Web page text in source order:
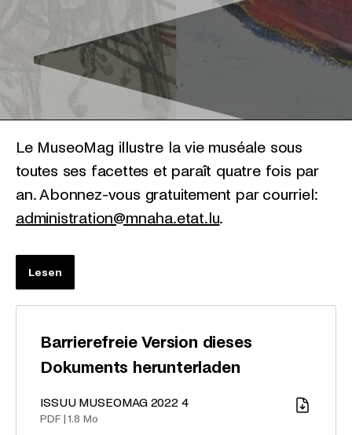
Le MuseoMag illustre la vie muséale sous
toutes ses facettes et paraît quatre fois par
an. Abonnez-vous gratuitement par courriel:
administration@mnaha.etat.lu.
Lesen
Barrierefreie Version dieses
Dokuments herunterladen
Download
ISSUU MUSEOMAG 2022 4
PDF 1.8 Mo